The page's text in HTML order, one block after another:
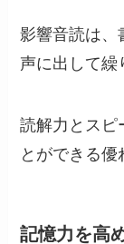
影響音読は、
声に出して繰
読解力とスピ
とができる優
記憶力を高